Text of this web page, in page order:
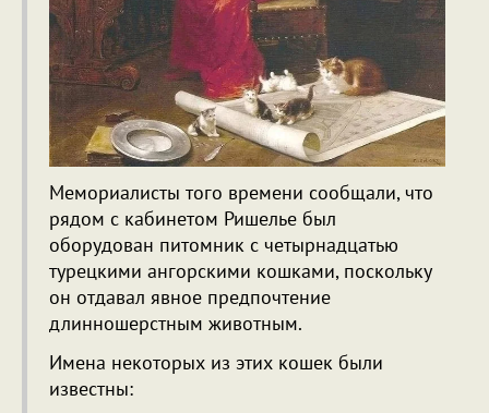
Мемориалисты того времени сообщали, что
рядом с кабинетом Ришелье был
оборудован питомник с четырнадцатью
турецкими ангорскими кошками, поскольку
он отдавал явное предпочтение
длинношерстным животным.
Имена некоторых из этих кошек были
известны: